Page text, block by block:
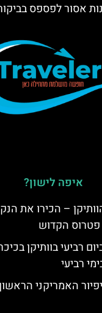
אסור לפספס
איפה לישון?
– הכירו את
הקדוש
רביעי בוותיקן
רביעי
האפיפיור האמריקני